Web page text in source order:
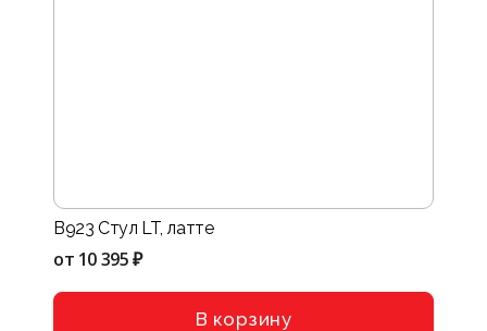
B923 Стул LT, латте
от 10 395 ₽
В корзину